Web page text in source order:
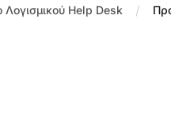
Λογισμικού Help Desk /